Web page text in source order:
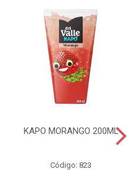
KAPO MORANGO 200ML
Código: 823